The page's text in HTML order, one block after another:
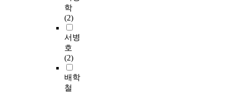
학
(2)
서병
호
(2)
배학
철